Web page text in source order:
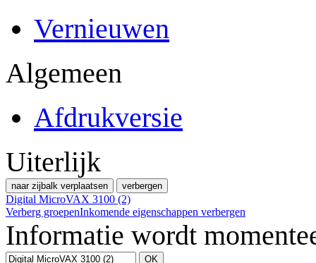
Vernieuwen
Algemeen
Afdrukversie
Uiterlijk
naar zijbalk verplaatsen verbergen
Digital MicroVAX 3100 (2)
Verberg groepenInkomende eigenschappen verbergen
Informatie wordt